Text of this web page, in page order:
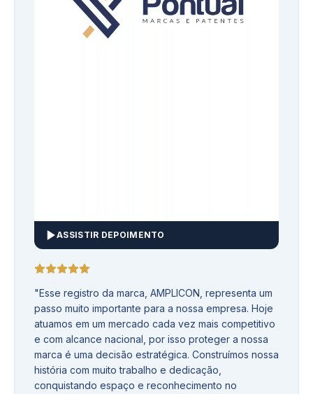
ASSISTIR DEPOIMENTO
"Esse registro da marca, AMPLICON, representa um
passo muito importante para a nossa empresa. Hoje
atuamos em um mercado cada vez mais competitivo
e com alcance nacional, por isso proteger a nossa
marca é uma decisão estratégica. Construímos nossa
história com muito trabalho e dedicação,
conquistando espaço e reconhecimento no